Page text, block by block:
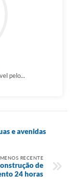
pelo...
e avenidas
RECENTE
de
24 horas